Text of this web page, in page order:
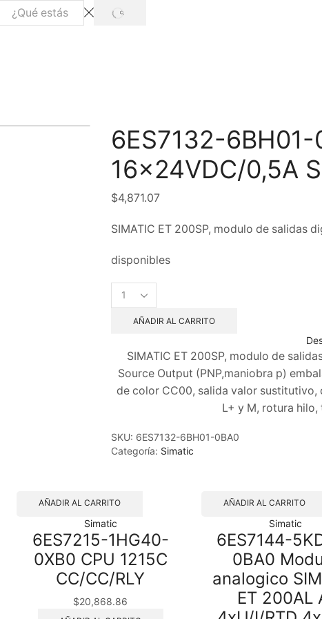
6ES7132-6BH01-
16x24VDC/0,5A
$4,871.07
SIMATIC ET 200SP, modulo de salidas
disponibles
AÑADIR AL CARRITO
SIMATIC ET 200SP, modulo de
Source Output (PNP,maniobra p)
de color CC00, salida valor
L+ y M, rotura
SKU: 6ES7132-6BH01-0BA0
Categoría: Simatic
AÑADIR AL CARRITO
Simatic
6ES7215-1HG40-
0XB0 CPU 1215C
CC/CC/RLY
$20,868.86
AÑADIR AL CARRITO
Simatic
6ES7144-
0BA0
analogico
ET 200AL